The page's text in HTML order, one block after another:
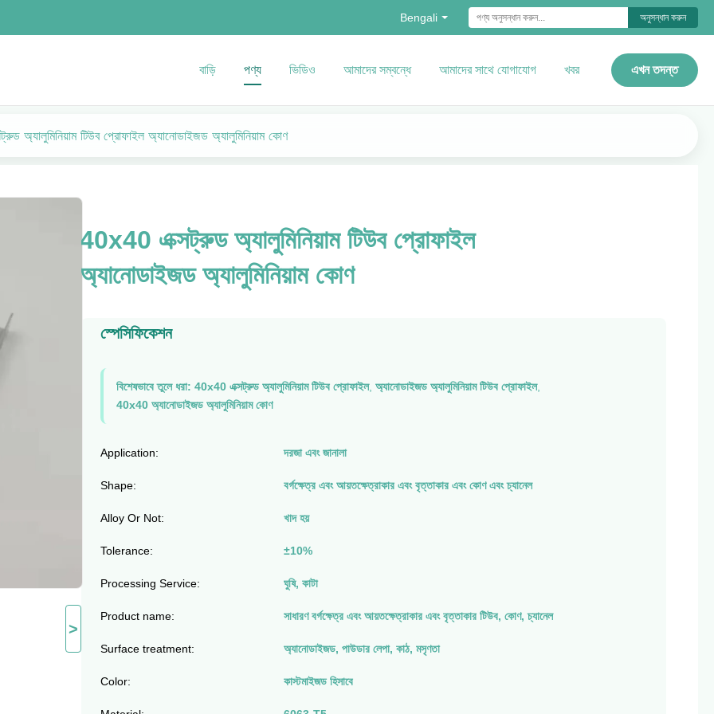
Bengali অনুসন্ধান করুন
বাড়ি পণ্য ভিডিও আমাদের সম্বন্ধে আমাদের সাথে যোগাযোগ খবর এখন তদন্ত
অ্যালুমিনিয়াম টিউব প্রোফাইল অ্যানোডাইজড অ্যালুমিনিয়াম কোণ
>
40x40 এক্সট্রুড অ্যালুমিনিয়াম টিউব প্রোফাইল
অ্যানোডাইজড অ্যালুমিনিয়াম কোণ
স্পেসিফিকেশন
বিশেষভাবে তুলে ধরা: 40x40 এক্সট্রুড অ্যালুমিনিয়াম টিউব প্রোফাইল, অ্যানোডাইজড অ্যালুমিনিয়াম টিউব প্রোফাইল,
40x40 অ্যানোডাইজড অ্যালুমিনিয়াম কোণ
Application: দরজা এবং জানালা
Shape: বর্গক্ষেত্র এবং আয়তক্ষেত্রাকার এবং বৃত্তাকার এবং কোণ এবং চ্যানেল
Alloy Or Not: খাদ হয়
Tolerance: ±10%
Processing Service: ঘুষি, কাটা
Product name: সাধারণ বর্গক্ষেত্র এবং আয়তক্ষেত্রাকার এবং বৃত্তাকার টিউব, কোণ, চ্যানেল
Surface treatment: অ্যানোডাইজড, পাউডার লেপা, কাঠ, মসৃণতা
Color: কাস্টমাইজড হিসাবে